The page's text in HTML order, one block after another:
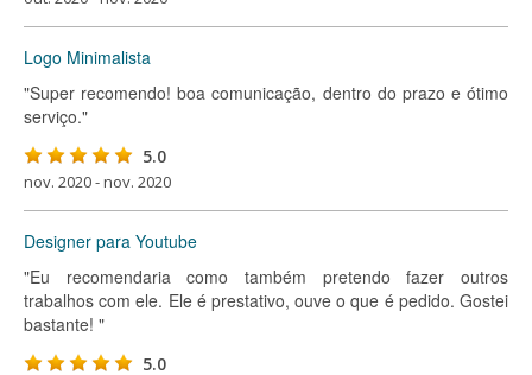
Logo Minimalista
"Super recomendo! boa comunicação, dentro do prazo e ótimo
serviço."
5.0
nov. 2020 - nov. 2020
Designer para Youtube
"Eu recomendaria como também pretendo fazer outros
trabalhos com ele. Ele é prestativo, ouve o que é pedido. Gostei
bastante! "
5.0